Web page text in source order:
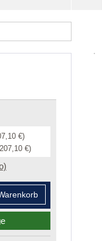
€)
207,10 €)